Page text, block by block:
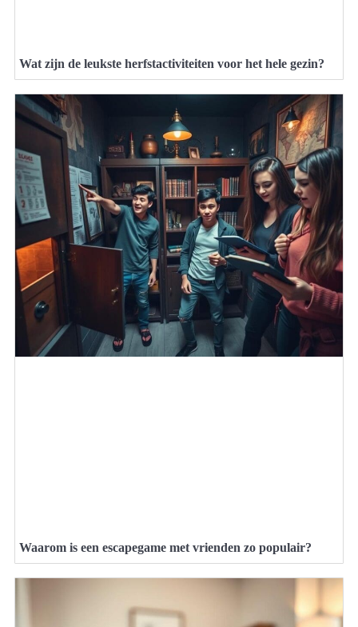
Wat zijn de leukste herfstactiviteiten voor het hele gezin?
Waarom is een escapegame met vrienden zo populair?